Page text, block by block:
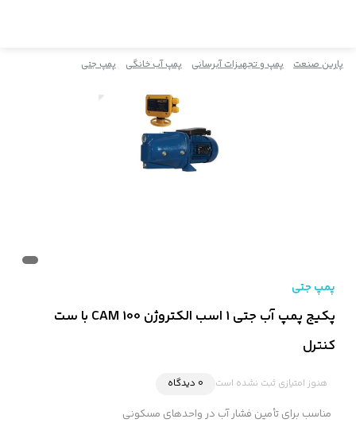
پارین صنعت پمپ و تجهیزات آبرسانی پمپ آب خانگی پمپ جتی
پمپ جتی
پکیج پمپ آب جتی 1 اسب الکتروژن CAM 100 با ست
کنترل
هنوز امتیازی ثبت نشده است 0 دیدگاه
مناسب برای تأمین فشار آب در واحدهای مسکونی